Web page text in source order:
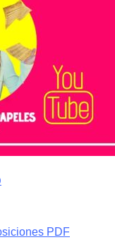
PDF